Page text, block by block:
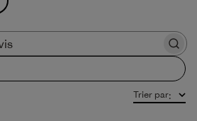
Trier par: